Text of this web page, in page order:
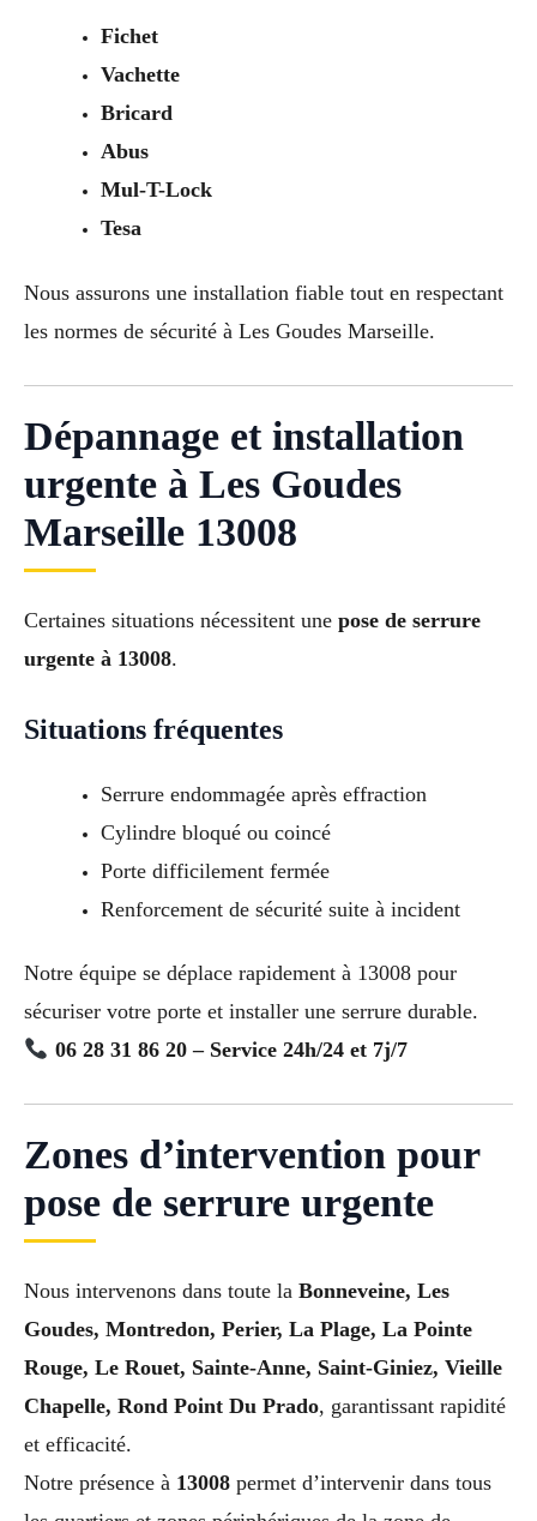
Fichet
Vachette
Bricard
Abus
Mul-T-Lock
Tesa
Nous assurons une installation fiable tout en respectant
les normes de sécurité à Les Goudes Marseille.
Dépannage et installation
urgente à Les Goudes
Marseille 13008
Certaines situations nécessitent une pose de serrure
urgente à 13008.
Situations fréquentes
Serrure endommagée après effraction
Cylindre bloqué ou coincé
Porte difficilement fermée
Renforcement de sécurité suite à incident
Notre équipe se déplace rapidement à 13008 pour
sécuriser votre porte et installer une serrure durable.
06 28 31 86 20 – Service 24h/24 et 7j/7
Zones d’intervention pour
pose de serrure urgente
Nous intervenons dans toute la Bonneveine, Les
Goudes, Montredon, Perier, La Plage, La Pointe
Rouge, Le Rouet, Sainte-Anne, Saint-Giniez, Vieille
Chapelle, Rond Point Du Prado, garantissant rapidité
et efficacité.
Notre présence à 13008 permet d’intervenir dans tous